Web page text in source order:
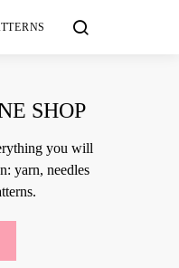
SHOP
you will
yarn, needles